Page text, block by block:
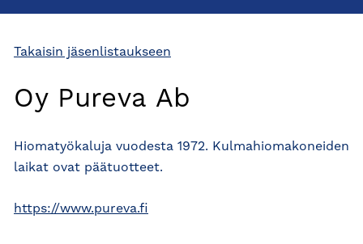
Takaisin jäsenlistaukseen
Oy Pureva Ab
Hiomatyökaluja vuodesta 1972. Kulmahiomakoneiden
laikat ovat päätuotteet.
https://www.pureva.fi